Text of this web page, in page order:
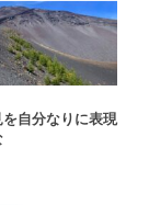
自分なりに表現